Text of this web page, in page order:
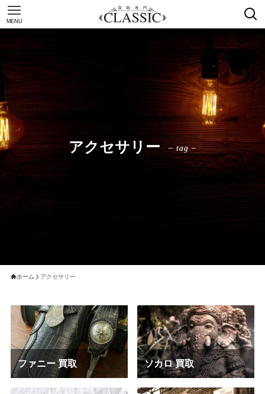
MENU
アクセサリー – tag –
ホーム アクセサリー
ファニー 買取 ソカロ 買取